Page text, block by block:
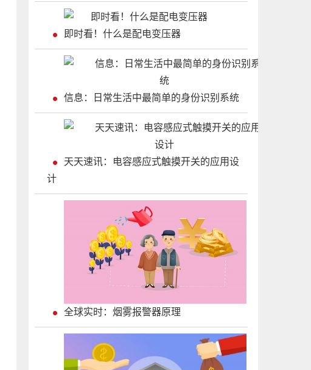
即时看！什么是配电变压器
信息：日常生活中最简单的身份识别系统
天天速讯：电容感应式触摸开关的应用设
计
全球实时：烟雾报警器原理